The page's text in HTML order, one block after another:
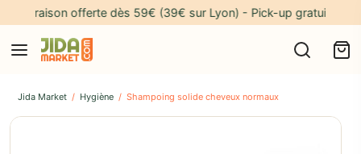
offerte dès 59€ (39€ sur Lyon) - Pick-up gratuit à notre
Jida Market / Hygiène / Shampoing solide cheveux normaux